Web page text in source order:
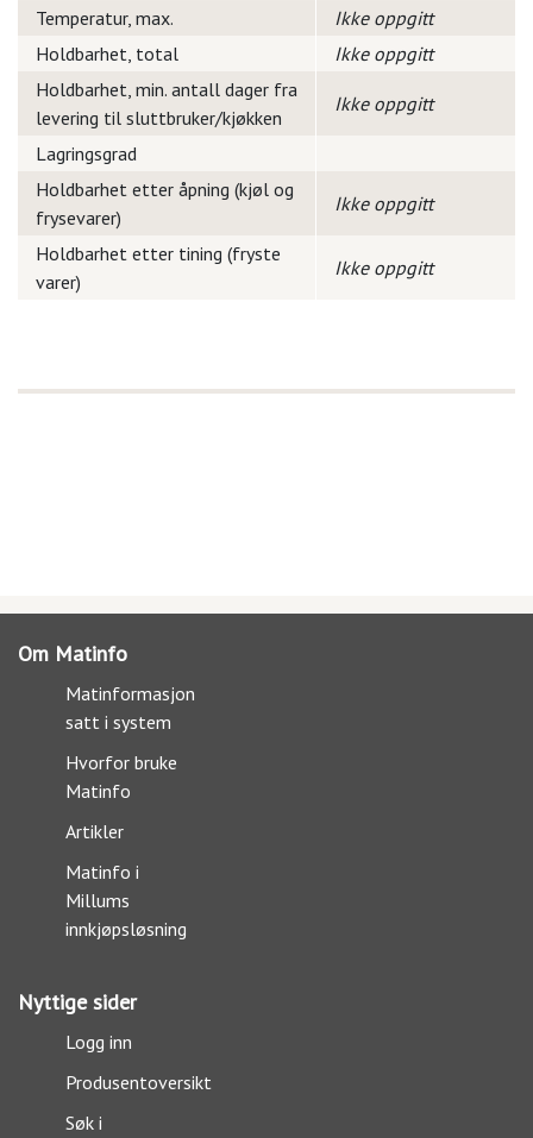
Temperatur, max.
Ikke oppgitt
Holdbarhet, total
Ikke oppgitt
Holdbarhet, min. antall dager fra
levering til sluttbruker/kjøkken
Ikke oppgitt
Lagringsgrad
Holdbarhet etter åpning (kjøl og
frysevarer)
Ikke oppgitt
Holdbarhet etter tining (fryste
varer)
Ikke oppgitt
Om Matinfo
Matinformasjon
satt i system
Hvorfor bruke
Matinfo
Artikler
Matinfo i
Millums
innkjøpsløsning
Nyttige sider
Logg inn
Produsentoversikt
Søk i